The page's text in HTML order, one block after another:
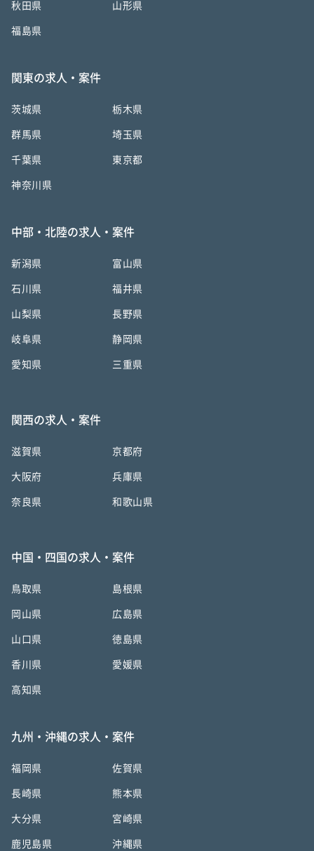
秋田県 山形県
福島県
関東の求人・案件
茨城県 栃木県
群馬県 埼玉県
千葉県 東京都
神奈川県
中部・北陸の求人・案件
新潟県 富山県
石川県 福井県
山梨県 長野県
岐阜県 静岡県
愛知県 三重県
関西の求人・案件
滋賀県 京都府
大阪府 兵庫県
奈良県 和歌山県
中国・四国の求人・案件
鳥取県 島根県
岡山県 広島県
山口県 徳島県
香川県 愛媛県
高知県
九州・沖縄の求人・案件
福岡県 佐賀県
長崎県 熊本県
大分県 宮崎県
鹿児島県 沖縄県